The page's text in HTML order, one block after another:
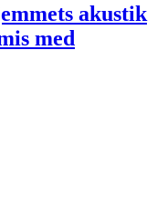
akustik
med